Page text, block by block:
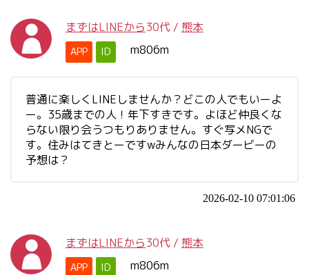
まずはLINEから30代 / 熊本
APP ID m806m
普通に楽しくLINEしませんか？どこの人でもいーよ
ー。35歳までの人！年下すきです。よほど仲良くな
らない限り会うつもりありません。すぐ写メNGで
す。住みはてきとーですwみんなの日本ダービーの
予想は？
2026-02-10 07:01:06
まずはLINEから30代 / 熊本
APP ID m806m